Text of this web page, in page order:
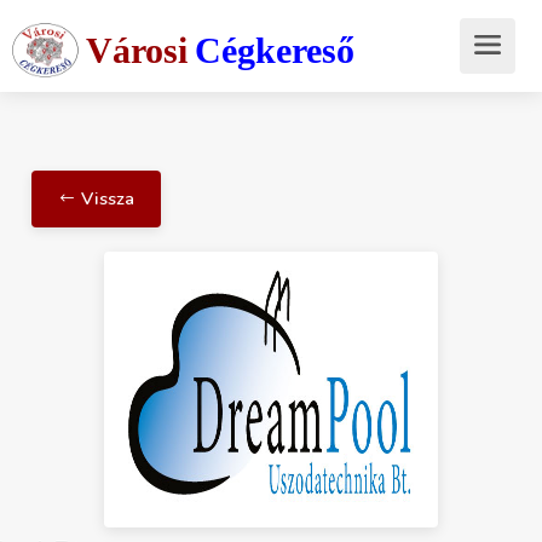
Városi Cégkereső
Vissza